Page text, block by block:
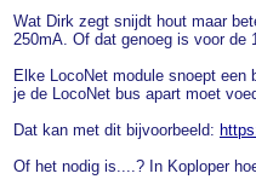
Wat Dirk zegt snijdt hout maar
250mA. Of dat genoeg is voor de
Elke LocoNet module snoept
je de LocoNet bus apart moet
Dat kan met dit bijvoorbeeld:
Of het nodig is....? In Koploper